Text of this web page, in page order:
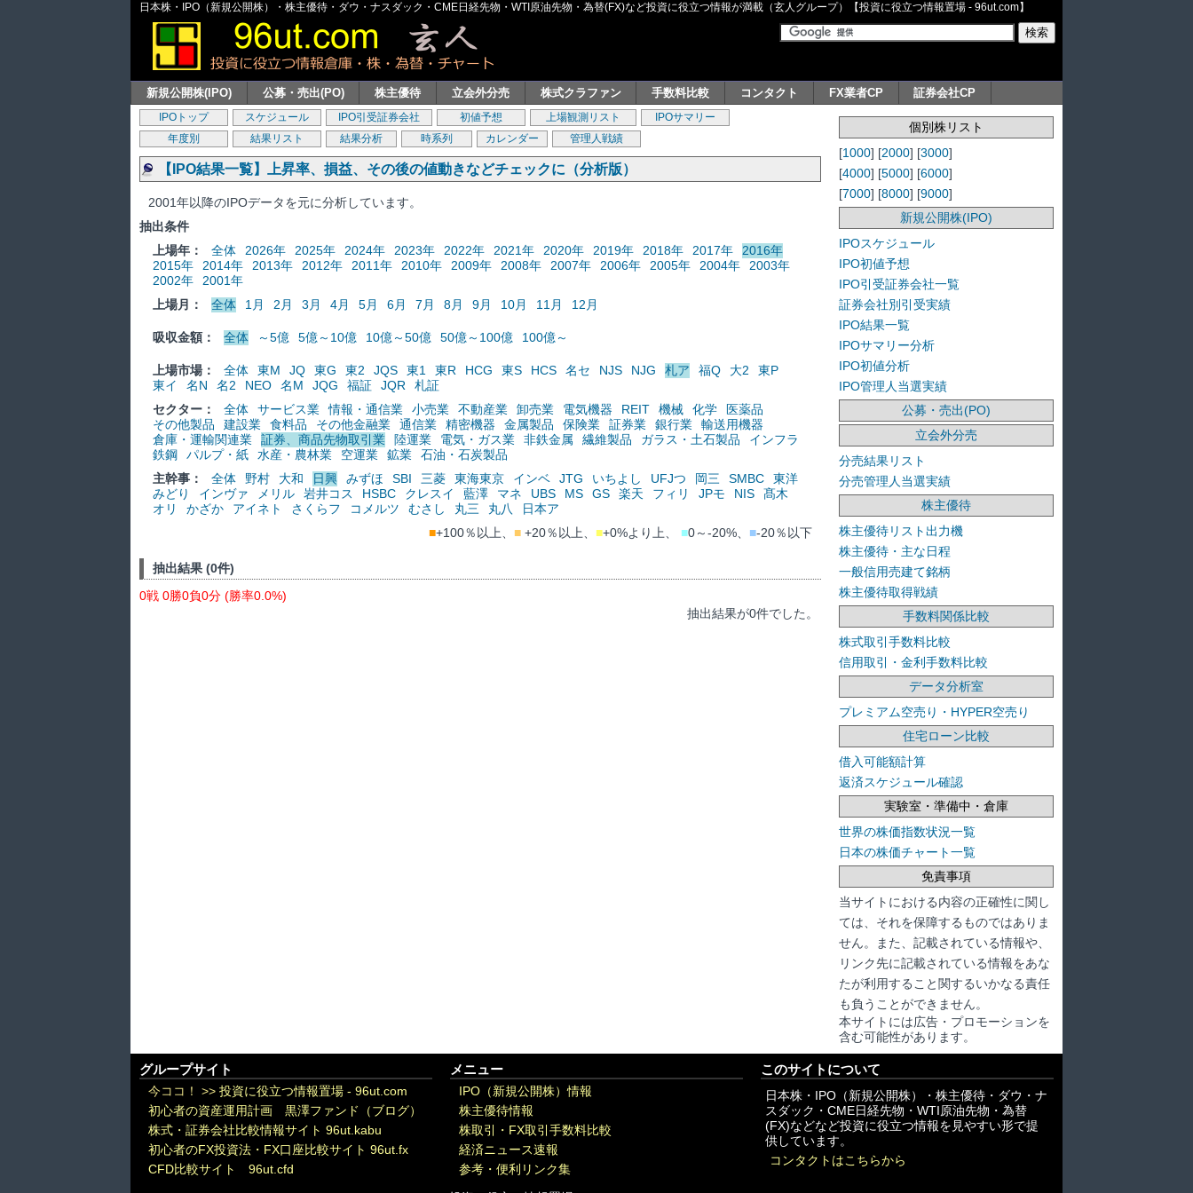
日本株・IPO（新規公開株）・株主優待・ダウ・ナスダック・CME日経先物・WTI原油先物・為替(FX)など投資に役立つ情報が満載（玄人グループ）【投資に役立つ情報置場 - 96ut.com】
新規公開株(IPO) 公募・売出(PO) 株主優待 立会外分売 株式クラファン 手数料比較 コンタクト FX業者CP 証券会社CP
IPOトップ スケジュール IPO引受証券会社 初値予想 上場観測リスト
IPOサマリー
年度別
結果リスト 結果分析 時系列 カレンダー 管理人戦績
【IPO結果一覧】上昇率、損益、その後の値動きなどチェックに（分析版）
2001年以降のIPOデータを元に分析しています。
抽出条件
上場年：
全体 2026年 2025年 2024年 2023年 2022年 2021年 2020年 2019年 2018年 2017年
2016年
2015年
2014年 2013年 2012年 2011年 2010年 2009年 2008年 2007年 2006年 2005年 2004年
2003年
2002年
2001年
上場月：
全体 1月 2月 3月 4月 5月 6月 7月 8月 9月 10月 11月 12月
吸収金額： 全体 ～5億 5億～10億 10億～50億 50億～100億 100億～
上場市場： 全体 東M JQ 東G 東2 JQS 東1 東R HCG 東S HCS 名セ NJS NJG 札ア 福Q 大2
東P
東イ
名N 名2 NEO 名M JQG 福証 JQR
札証
セクター：
全体 サービス業 情報・通信業 小売業 不動産業 卸売業 電気機器 REIT 機械 化学
医薬品
その他製品
建設業 食料品 その他金融業 通信業 精密機器 金属製品 保険業 証券業 銀行業
輸送用機器
倉庫・運輸関連業
証券、商品先物取引業 陸運業 電気・ガス業 非鉄金属 繊維製品 ガラス・土石製品
インフラ
鉄鋼
パルプ・紙 水産・農林業 空運業 鉱業
石油・石炭製品
主幹事：
全体 野村 大和 日興 みずほ SBI 三菱 東海東京 インベ JTG いちよし UFJつ 岡三 SMBC
東洋
みどり
インヴァ メリル 岩井コス HSBC クレスイ 藍澤 マネ UBS MS GS 楽天 フィリ JPモ NIS
髙木
オリ
かざか アイネト さくらフ コメルツ むさし 丸三 丸八
日本ア
■+100％以上、 ■+20％以上、 ■+0%より上、 ■0～-20%、 ■-20％以下
抽出結果 (0件)
0戦 0勝0負0分 (勝率0.0%)
抽出結果が0件でした。
個別株リスト
[1000] [2000] [3000]
[4000] [5000] [6000]
[7000] [8000] [9000]
新規公開株(IPO)
IPOスケジュール
IPO初値予想
IPO引受証券会社一覧
証券会社別引受実績
IPO結果一覧
IPOサマリー分析
IPO初値分析
IPO管理人当選実績
公募・売出(PO)
立会外分売
分売結果リスト
分売管理人当選実績
株主優待
株主優待リスト出力機
株主優待・主な日程
一般信用売建て銘柄
株主優待取得戦績
手数料関係比較
株式取引手数料比較
信用取引・金利手数料比較
データ分析室
プレミアム空売り・HYPER空売り
住宅ローン比較
借入可能額計算
返済スケジュール確認
実験室・準備中・倉庫
世界の株価指数状況一覧
日本の株価チャート一覧
免責事項
当サイトにおける内容の正確性に関し
ては、それを保障するものではありま
せん。また、記載されている情報や、
リンク先に記載されている情報をあな
たが利用すること関するいかなる責任
も負うことができません。
本サイトには広告・プロモーションを
含む可能性があります。
グループサイト
今ココ！ >> 投資に役立つ情報置場 - 96ut.com
初心者の資産運用計画 黒澤ファンド（ブログ）
株式・証券会社比較情報サイト 96ut.kabu
初心者のFX投資法・FX口座比較サイト 96ut.fx
CFD比較サイト 96ut.cfd
メニュー
IPO（新規公開株）情報
株主優待情報
株取引・FX取引手数料比較
経済ニュース速報
参考・便利リンク集
このサイトについて
日本株・IPO（新規公開株）・株主優待・ダウ・ナ
スダック・CME日経先物・WTI原油先物・為替
(FX)などなど投資に役立つ情報を見やすい形で提
供しています。
コンタクトはこちらから